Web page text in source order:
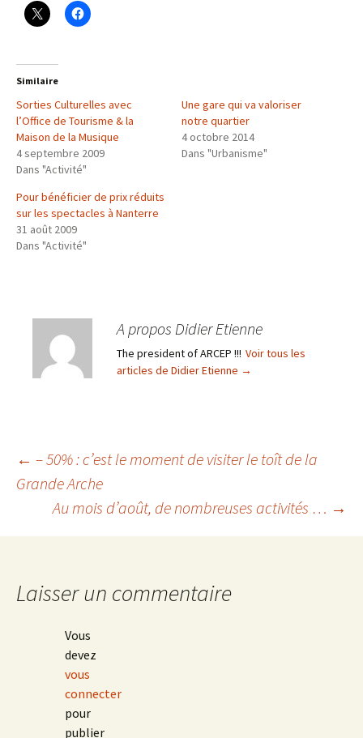
Similaire
Sorties Culturelles avec
l’Office de Tourisme & la
Maison de la Musique
4 septembre 2009
Dans "Activité"
Une gare qui va valoriser
notre quartier
4 octobre 2014
Dans "Urbanisme"
Pour bénéficier de prix réduits
sur les spectacles à Nanterre
31 août 2009
Dans "Activité"
A propos Didier Etienne
The president of ARCEP !!! Voir tous les
articles de Didier Etienne →
Navigation
des
← – 50% : c’est le moment de visiter le toît de la
Grande Arche
Au mois d’août, de nombreuses activités … →
Laisser un commentaire
Vous
devez
vous
connecter
pour
publier